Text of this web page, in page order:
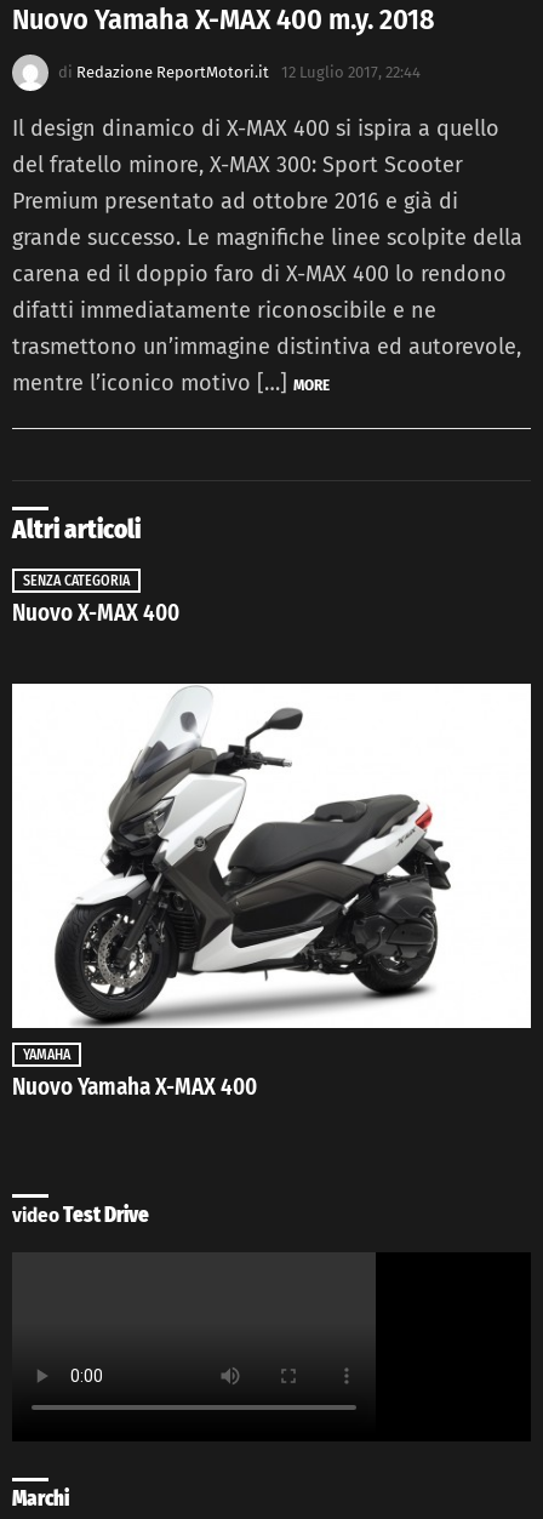
Nuovo Yamaha X-MAX 400 m.y. 2018
di Redazione ReportMotori.it 12 Luglio 2017, 22:44
Il design dinamico di X-MAX 400 si ispira a quello
del fratello minore, X-MAX 300: Sport Scooter
Premium presentato ad ottobre 2016 e già di
grande successo. Le magnifiche linee scolpite della
carena ed il doppio faro di X-MAX 400 lo rendono
difatti immediatamente riconoscibile e ne
trasmettono un’immagine distintiva ed autorevole,
mentre l’iconico motivo […] MORE
Altri articoli
SENZA CATEGORIA
Nuovo X-MAX 400
YAMAHA
Nuovo Yamaha X-MAX 400
videoTest Drive
Marchi